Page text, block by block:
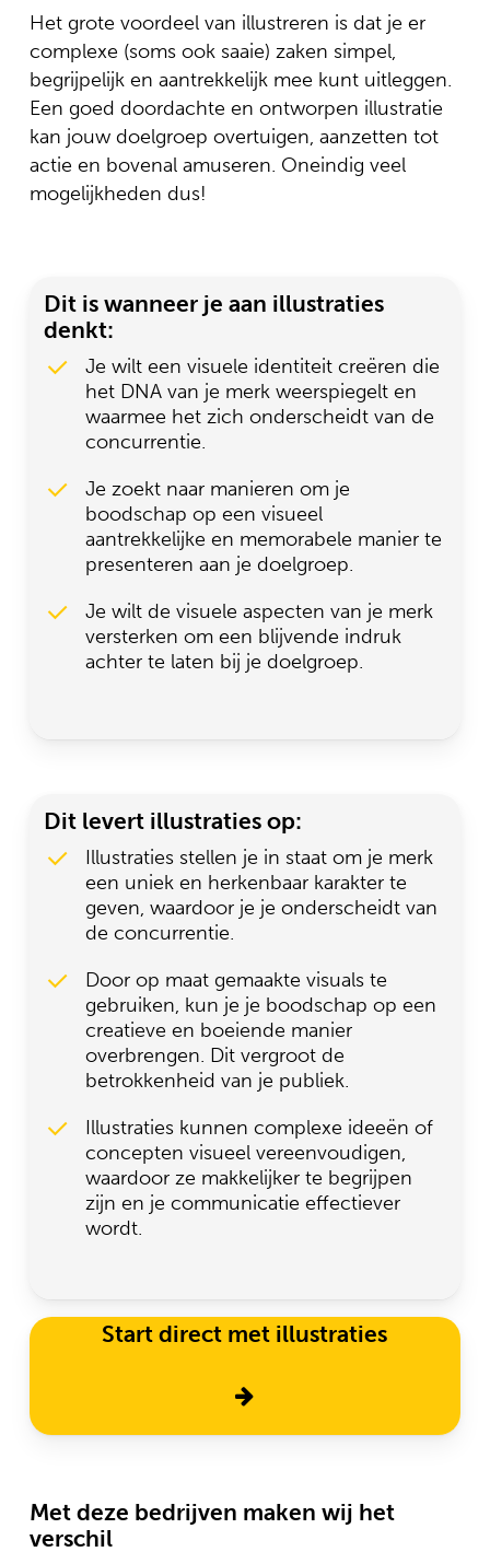
Het grote voordeel van illustreren is dat je er
complexe (soms ook saaie) zaken simpel,
begrijpelijk en aantrekkelijk mee kunt uitleggen.
Een goed doordachte en ontworpen illustratie
kan jouw doelgroep overtuigen, aanzetten tot
actie en bovenal amuseren. Oneindig veel
mogelijkheden dus!
Dit is wanneer je aan illustraties
denkt:
Je wilt een visuele identiteit creëren die
het DNA van je merk weerspiegelt en
waarmee het zich onderscheidt van de
concurrentie.
Je zoekt naar manieren om je
boodschap op een visueel
aantrekkelijke en memorabele manier te
presenteren aan je doelgroep.
Je wilt de visuele aspecten van je merk
versterken om een blijvende indruk
achter te laten bij je doelgroep.
Dit levert illustraties op:
Illustraties stellen je in staat om je merk
een uniek en herkenbaar karakter te
geven, waardoor je je onderscheidt van
de concurrentie.
Door op maat gemaakte visuals te
gebruiken, kun je je boodschap op een
creatieve en boeiende manier
overbrengen. Dit vergroot de
betrokkenheid van je publiek.
Illustraties kunnen complexe ideeën of
concepten visueel vereenvoudigen,
waardoor ze makkelijker te begrijpen
zijn en je communicatie effectiever
wordt.
Start direct met illustraties
Met deze bedrijven maken wij het
verschil